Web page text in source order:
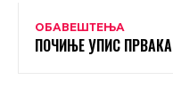
ОБАВЕШТЕЊА
ПОЧИЊЕ УПИС ПРВАКА